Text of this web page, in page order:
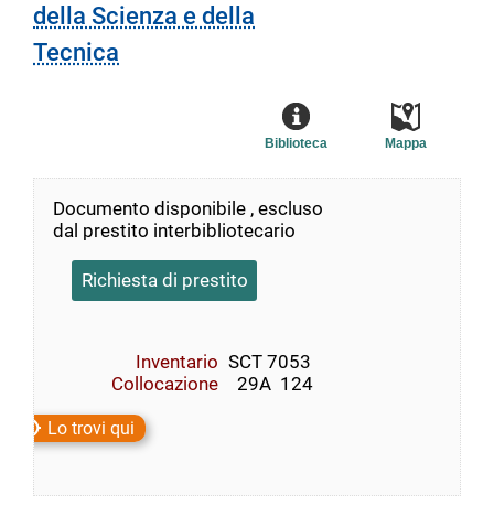
della Scienza e della
Tecnica
Mappa
Biblioteca
Documento disponibile , escluso
dal prestito interbibliotecario
Richiesta di prestito
Inventario SCT 7053
Collocazione
  29A  124
Lo trovi qui